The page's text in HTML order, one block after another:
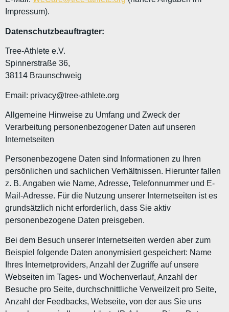
Impressum).
Datenschutzbeauftragter:
Tree-Athlete e.V.
Spinnerstraße 36,
38114 Braunschweig
Email: privacy@tree-athlete.org
Allgemeine Hinweise zu Umfang und Zweck der
Verarbeitung personenbezogener Daten auf unseren
Internetseiten
Personenbezogene Daten sind Informationen zu Ihren
persönlichen und sachlichen Verhältnissen. Hierunter fallen
z. B. Angaben wie Name, Adresse, Telefonnummer und E-
Mail-Adresse. Für die Nutzung unserer Internetseiten ist es
grundsätzlich nicht erforderlich, dass Sie aktiv
personenbezogene Daten preisgeben.
Bei dem Besuch unserer Internetseiten werden aber zum
Beispiel folgende Daten anonymisiert gespeichert: Name
Ihres Internetproviders, Anzahl der Zugriffe auf unsere
Webseiten im Tages- und Wochenverlauf, Anzahl der
Besuche pro Seite, durchschnittliche Verweilzeit pro Seite,
Anzahl der Feedbacks, Webseite, von der aus Sie uns